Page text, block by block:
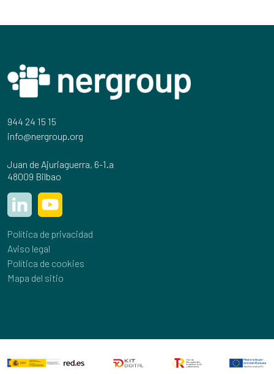
944 24 15 15
info@nergroup.org
Juan de Ajuriaguerra, 6-1.a
48009 Bilbao
Política de privacidad
Aviso legal
Política de cookies
Mapa del sitio